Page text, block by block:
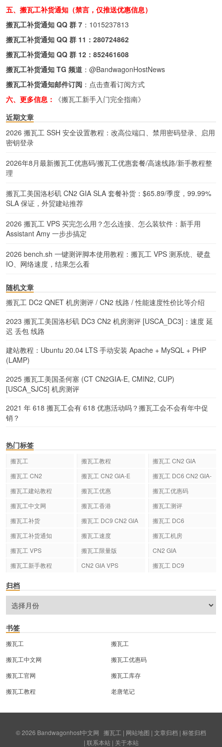
五、搬瓦工补货通知（禁言，仅推送优惠信息）
搬瓦工补货通知 QQ 群 7 ： 1015237813
搬瓦工补货通知 QQ 群 11： 280724862
搬瓦工补货通知 QQ 群 12： 852461608
搬瓦工补货通知 TG 频道 ： @BandwagonHostNews
搬瓦工补货通知邮件订阅 ： 点击查看订阅方式
六、更多信息：
《搬瓦工新手入门完全指南》
近期文章
2026 搬瓦工 SSH 安全设置教程：改高位端口、禁用密码登录、启用
密钥登录
2026年8月最新搬瓦工优惠码/搬瓦工优惠套餐/高速线路/新手教程整
理
搬瓦工美国洛杉矶 CN2 GIA SLA 套餐补货：$65.89/季度，99.99%
SLA 保证，外贸建站推荐
2026 搬瓦工 VPS 买完怎么用？怎么连接、怎么装软件：新手用
Assistant Amy 一步步搞定
2026 bench.sh 一键测评脚本使用教程：搬瓦工 VPS 测系统、硬盘
IO、网络速度，结果怎么看
随机文章
搬瓦工 DC2 QNET 机房测评 / CN2 线路 / 性能速度性价比等介绍
2023 搬瓦工美国洛杉矶 DC3 CN2 机房测评 [USCA_DC3]：速度 延
迟 丢包 线路
建站教程：Ubuntu 20.04 LTS 手动安装 Apache + MySQL + PHP
(LAMP)
2025 搬瓦工美国圣何塞 (CT CN2GIA-E, CMIN2, CUP)
[USCA_SJC5] 机房测评
2021 年 618 搬瓦工会有 618 优惠活动吗？搬瓦工会不会有年中促
销？
热门标签
搬瓦工 搬瓦工教程
搬瓦工 CN2 GIA
搬瓦工 CN2
搬瓦工 CN2 GIA-E
搬瓦工 DC6 CN2 GIA-
搬瓦工建站教程 搬瓦工优惠
搬瓦工优惠码
搬瓦工中文网
搬瓦工香港
搬瓦工测评
搬瓦工补货
搬瓦工 DC9 CN2 GIA
搬瓦工 DC6
搬瓦工补货通知
搬瓦工速度
搬瓦工机房
搬瓦工 VPS
搬瓦工限量版
CN2 GIA
搬瓦工新手教程
CN2 GIA VPS 搬瓦工 DC9
归档
书签
搬瓦工
搬瓦工
搬瓦工中文网
搬瓦工优惠码
搬瓦工官网
搬瓦工库存
搬瓦工教程
老唐笔记
© 2026 Bandwagonhost中文网 搬瓦工 | 网站地图 | 文章归档 | 标签归档
| 联系本站| 关于本站